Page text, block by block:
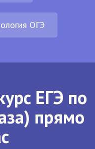
ОГЭ
ЕГЭ по
прямо